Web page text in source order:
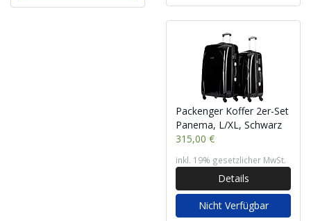
Packenger Koffer 2er-Set
Panema, L/XL, Schwarz
315,00 €
inkl. 19% gesetzlicher MwSt.
Details
Nicht Verfügbar